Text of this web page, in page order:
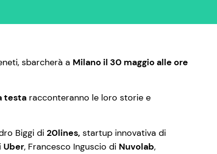
sbarcherà a Milano il 30 maggio alle ore
testa racconteranno le loro storie e
Biggi di 20lines, startup innovativa di
Uber, Francesco Inguscio di Nuvolab,